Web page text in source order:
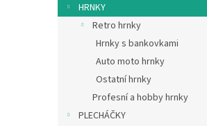
HRNKY
Retro hrnky
Hrnky s bankovkami
Auto moto hrnky
Ostatní hrnky
Profesní a hobby hrnky
PLECHÁČKY